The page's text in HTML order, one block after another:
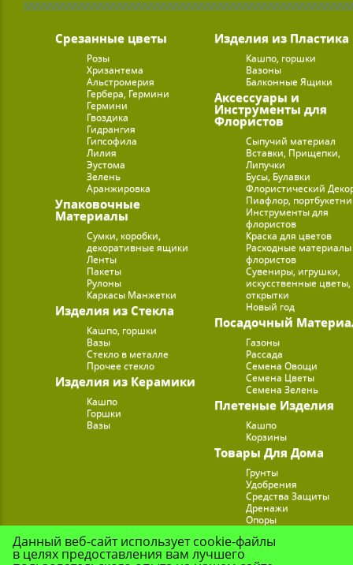
Срезанные цветы
Розы
Хризантема
Альстромерия
Гербера, Гермини
Гермини
Гвоздика
Гидрангия
Гипсофила
Лилия
Эустома
Зелень
Аранжировка
Упаковочные
Материалы
Сумки, коробки,
декоративные ящики
Ленты
Пакеты
Рулоны
Каркасы Манжетки
Изделия из Стекла
Кашпо, горшки
Вазы
Стекло в металле
Прочее стекло
Изделия из Керамики
Кашпо
Горшки
Вазы
Изделия из Пластика
Кашпо, горшки
Вазоны
Балконные Ящики
Аксессуары и
Инструменты для
Флористов
Сыпучий материал
Вставки, Прищепки,
Липучки
Бусы, Булавки
Флористический
Пиафлор,
Инструменты для
флористов
Краска для цветов
Расходные
флористов
Сувениры, игрушки,
искусственные цветы,
открытки
Новый год
Посадочный
Газоны
Рассада
Семена Овощи
Семена Цветы
Семена Зелень
Плетеные Изделия
Кашпо
Корзины
Товары Для Дома
Грунты
Удобрения
Средства Защиты
Дренажи
Опоры
Подставки для Цветов
Данный веб-сайт использует cookie-файлы
в целях предоставления вам лучшего